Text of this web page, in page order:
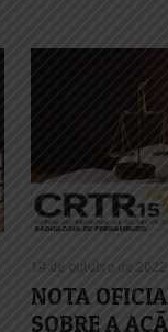
14 de outubro de 2022
NOTA
SOBRE A